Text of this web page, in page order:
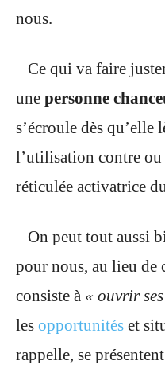
nous.
Ce qui va faire
une personne
s’écroule dès qu’elle
l’utilisation contre
réticulée activatrice
On peut tout aussi
pour nous, au lieu de
consiste à « ouvrir
les opportunités et
rappelle, se